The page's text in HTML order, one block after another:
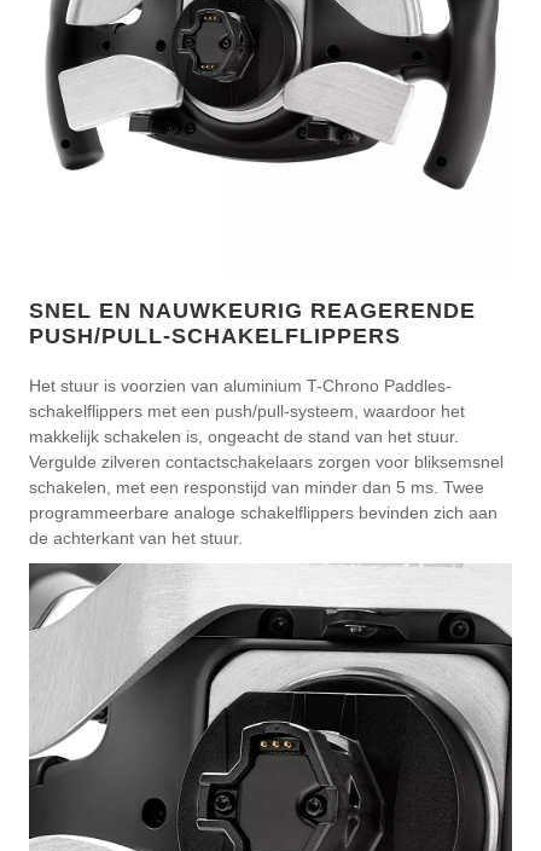
SNEL EN NAUWKEURIG REAGERENDE
PUSH/PULL-SCHAKELFLIPPERS
Het stuur is voorzien van aluminium T-Chrono Paddles-
schakelflippers met een push/pull-systeem, waardoor het
makkelijk schakelen is, ongeacht de stand van het stuur.
Vergulde zilveren contactschakelaars zorgen voor bliksemsnel
schakelen, met een responstijd van minder dan 5 ms. Twee
programmeerbare analoge schakelflippers bevinden zich aan
de achterkant van het stuur.